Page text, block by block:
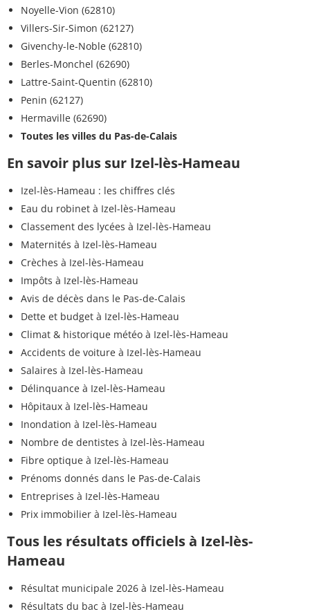
Noyelle-Vion (62810)
Villers-Sir-Simon (62127)
Givenchy-le-Noble (62810)
Berles-Monchel (62690)
Lattre-Saint-Quentin (62810)
Penin (62127)
Hermaville (62690)
Toutes les villes du Pas-de-Calais
En savoir plus sur Izel-lès-Hameau
Izel-lès-Hameau : les chiffres clés
Eau du robinet à Izel-lès-Hameau
Classement des lycées à Izel-lès-Hameau
Maternités à Izel-lès-Hameau
Crèches à Izel-lès-Hameau
Impôts à Izel-lès-Hameau
Avis de décès dans le Pas-de-Calais
Dette et budget à Izel-lès-Hameau
Climat & historique météo à Izel-lès-Hameau
Accidents de voiture à Izel-lès-Hameau
Salaires à Izel-lès-Hameau
Délinquance à Izel-lès-Hameau
Hôpitaux à Izel-lès-Hameau
Inondation à Izel-lès-Hameau
Nombre de dentistes à Izel-lès-Hameau
Fibre optique à Izel-lès-Hameau
Prénoms donnés dans le Pas-de-Calais
Entreprises à Izel-lès-Hameau
Prix immobilier à Izel-lès-Hameau
Tous les résultats officiels à Izel-lès-
Hameau
Résultat municipale 2026 à Izel-lès-Hameau
Résultats du bac à Izel-lès-Hameau